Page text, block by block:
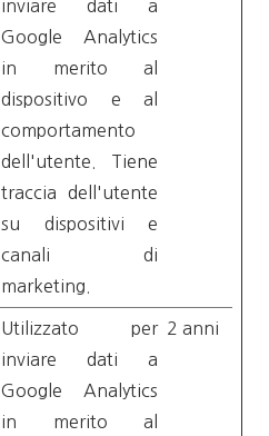
inviare dati a
Google Analytics
in merito al
dispositivo e al
comportamento
dell'utente. Tiene
traccia dell'utente
su dispositivi e
canali di
marketing.
Utilizzato per
inviare dati a
Google Analytics
in merito al
2 anni